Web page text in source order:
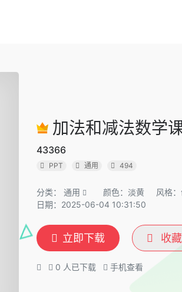
加法和减法数学
43366
PPT 通用 494
分类： 通用 颜色：淡黄
风格
日期：2025-06-04 10:31:50
立即下载 收藏
0 人已下载 手机查看